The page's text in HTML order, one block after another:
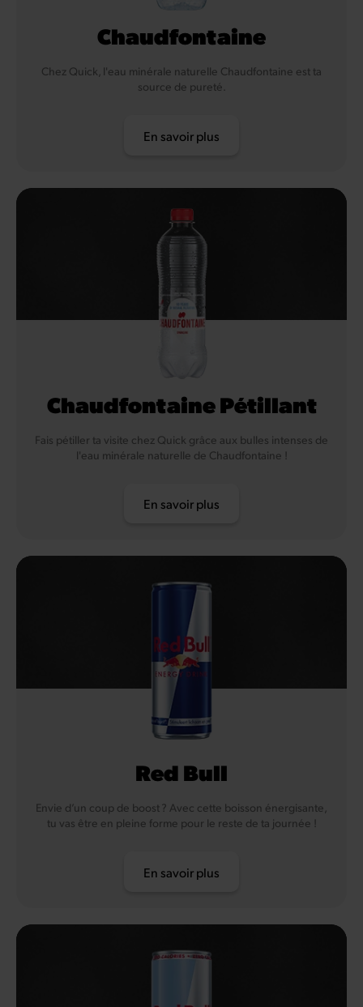
Chaudfontaine
Chez Quick, l'eau minérale naturelle Chaudfontaine est ta
source de pureté.
En savoir plus
Chaudfontaine Pétillant
Fais pétiller ta visite chez Quick grâce aux bulles intenses de
l'eau minérale naturelle de Chaudfontaine !
En savoir plus
Red Bull
Envie d’un coup de boost ? Avec cette boisson énergisante,
tu vas être en pleine forme pour le reste de ta journée !
En savoir plus